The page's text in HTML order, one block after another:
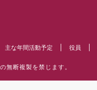
主な年間活動予定 役員
無断複製を禁じます。